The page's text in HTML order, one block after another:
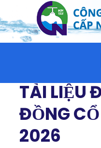
TÀI LIỆU
ĐỒNG
2026